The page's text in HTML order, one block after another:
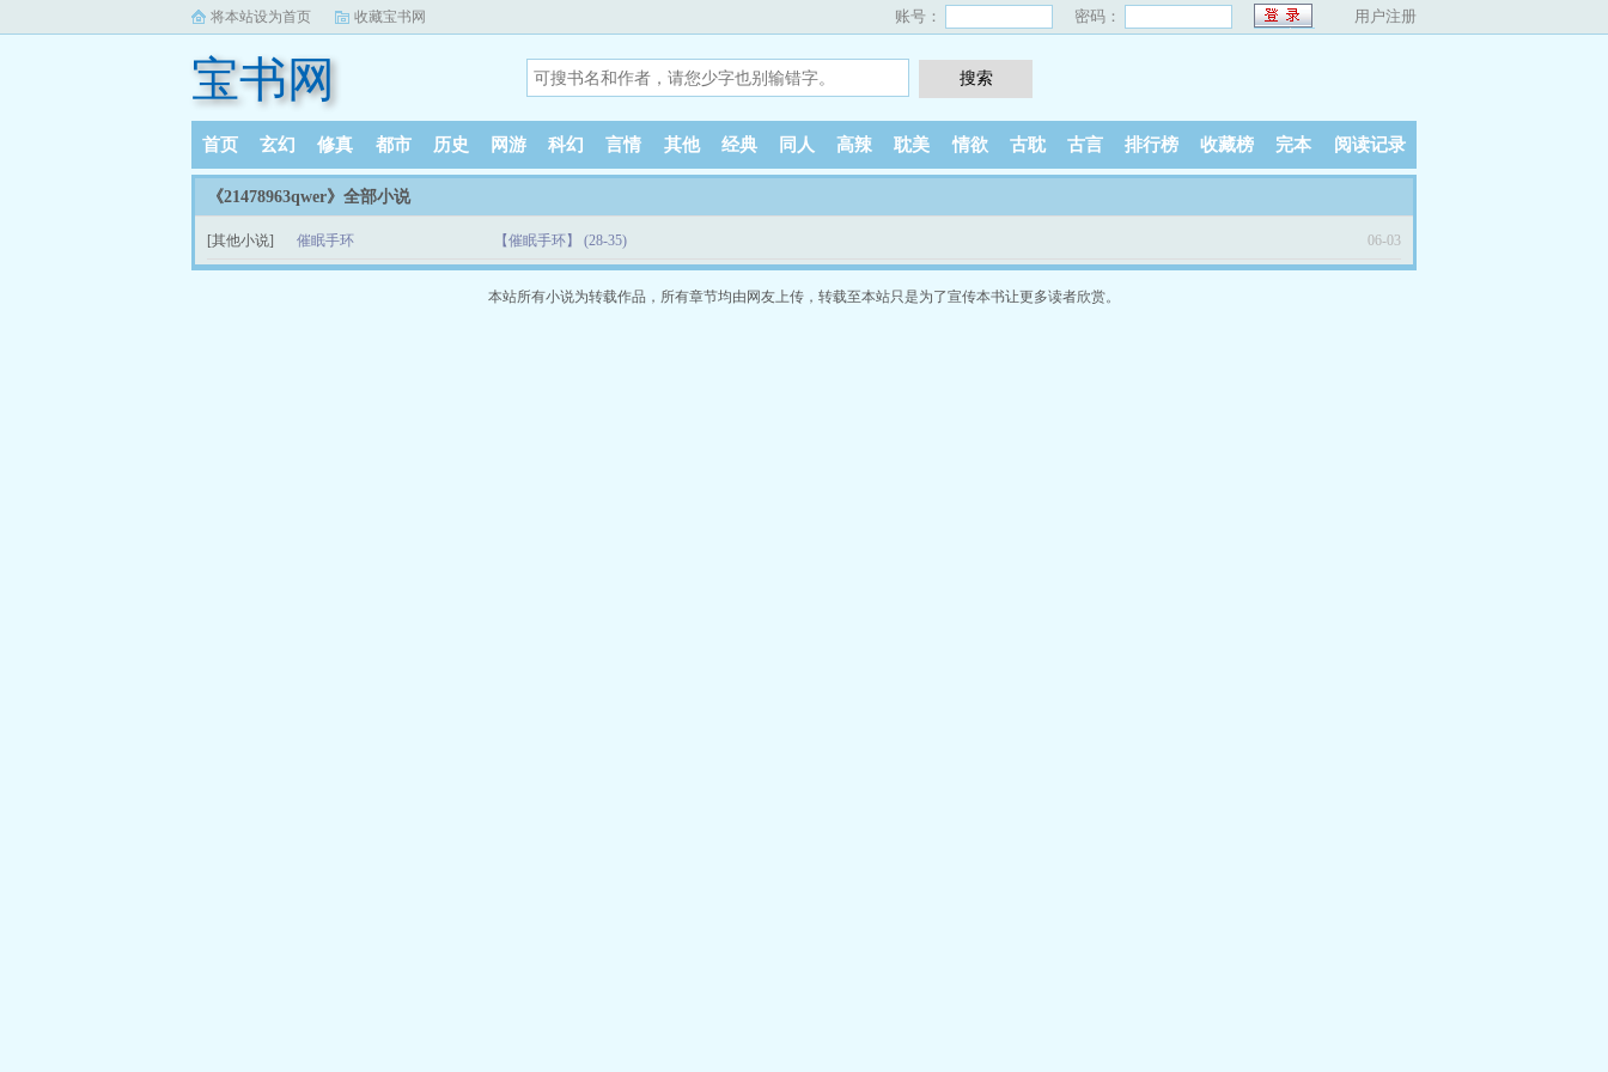
将本站设为首页 收藏宝书网 账号： 密码： 用户注册
宝书网
首页 玄幻 修真 都市 历史 网游 科幻 言情 其他 经典 同人 高辣 耽美 情欲 古耽 古言 排行榜 收藏榜 完本 阅读记录
《21478963qwer》全部小说
[其他小说] 催眠手环 【催眠手环】 (28-35) 06-03
本站所有小说为转载作品，所有章节均由网友上传，转载至本站只是为了宣传本书让更多读者欣赏。